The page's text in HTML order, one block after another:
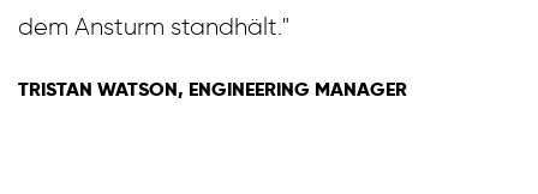
dem Ansturm standhält."
TRISTAN WATSON, ENGINEERING MANAGER